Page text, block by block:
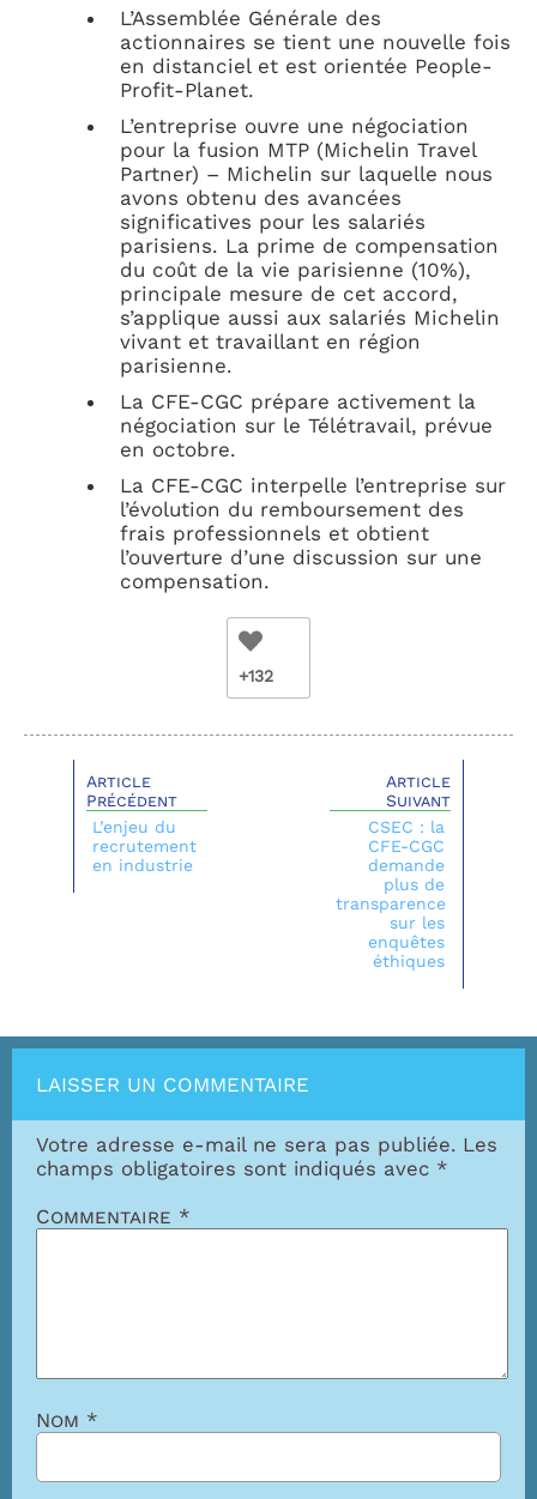
L’Assemblée Générale des
actionnaires se tient une nouvelle fois
en distanciel et est orientée People-
Profit-Planet.
L’entreprise ouvre une négociation
pour la fusion MTP (Michelin Travel
Partner) – Michelin sur laquelle nous
avons obtenu des avancées
significatives pour les salariés
parisiens. La prime de compensation
du coût de la vie parisienne (10%),
principale mesure de cet accord,
s’applique aussi aux salariés Michelin
vivant et travaillant en région
parisienne.
La CFE-CGC prépare activement la
négociation sur le Télétravail, prévue
en octobre.
La CFE-CGC interpelle l’entreprise sur
l’évolution du remboursement des
frais professionnels et obtient
l’ouverture d’une discussion sur une
compensation.
+132
Article
Précédent
L’enjeu du
recrutement
en industrie
Article
Suivant
CSEC : la
CFE-CGC
demande
plus de
transparence
sur les
enquêtes
éthiques
LAISSER UN COMMENTAIRE
Votre adresse e-mail ne sera pas publiée. Les
champs obligatoires sont indiqués avec *
Commentaire *
Nom *